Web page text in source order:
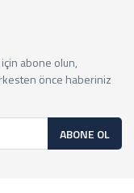
için abone olun,
önce haberiniz
ABONE OL